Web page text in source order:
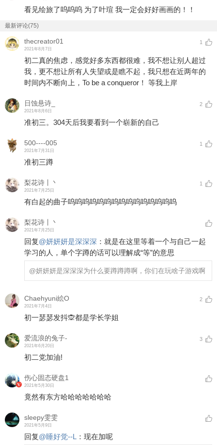
看见绘旅了呜呜呜 为了叶瑄 我一定会好好画画的！！
最新评论(75)
thecreator01
2021年8月7日
1
初二真的焦虑，感觉好多东西都很难，我不想让别人超过
我，更不想让所有人失望或是瞧不起，我只想在近两年的
时间内不断向上，To be a conqueror！ 等我上岸
日蚀悬诗_
2021年8月6日
2
准初三。304天后我要看到一个崭新的自己
500----005
2021年7月31日
1
准初三蹲
梨花诗丨丶
2021年7月25日
1
有白起的曲子呜呜呜呜呜呜呜呜呜呜呜呜呜呜呜
梨花诗丨丶
2021年7月25日
回复@妍妍妍是深深深 ： 就是在这里等着一个与自己一起
学习的人，单个字蹲的话可以理解成“等”的意思
@妍妍妍是深深深为什么要蹲蹲蹲啊，你们在玩啥子游戏啊
Chaehyuni絵O
2021年7月4日
2
初一瑟瑟发抖🙊都是学长学姐
爱流浪的兔子-
2021年6月20日
3
初二党加油!
伤心固态硬盘1
2021年5月30日
竟然有东方哈哈哈哈哈哈哈
sleepy雯雯
2021年5月9日
回复@睡好觉--L ： 现在加呢